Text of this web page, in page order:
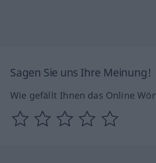
Sagen Sie uns Ihre Meinung!
Wie gefällt Ihnen das Online